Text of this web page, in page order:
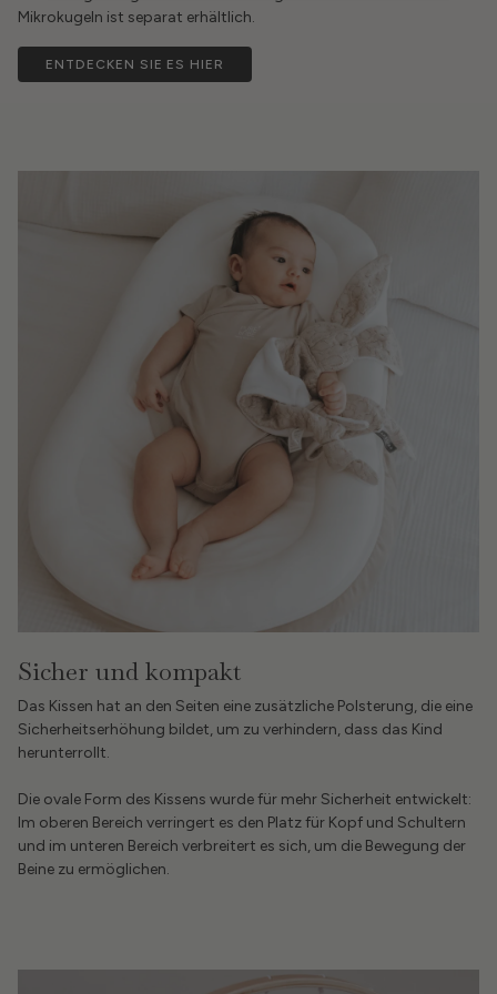
Mikrokugeln ist separat erhältlich.
ENTDECKEN SIE ES HIER
Sicher und kompakt
Das Kissen hat an den Seiten eine zusätzliche Polsterung, die eine
Sicherheitserhöhung bildet, um zu verhindern, dass das Kind
herunterrollt.
Die ovale Form des Kissens wurde für mehr Sicherheit entwickelt:
Im oberen Bereich verringert es den Platz für Kopf und Schultern
und im unteren Bereich verbreitert es sich, um die Bewegung der
Beine zu ermöglichen.